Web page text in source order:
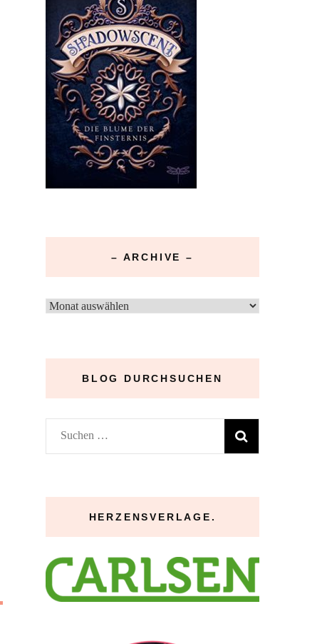
– ARCHIVE –
–
BLOG DURCHSUCHEN
Suchen
nach:
HERZENSVERLAGE.